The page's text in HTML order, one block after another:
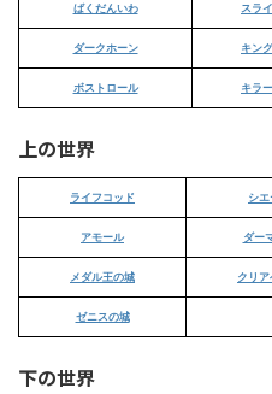
ばくだんいわ スラ
ダークホーン キン
ボストロール キラ
上の世界
ライフコッド シ
アモール ダー
メダル王の城 クリ
ゼニスの城
下の世界